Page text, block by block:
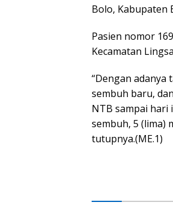
Bolo, Kabupaten
Pasien nomor
Kecamatan
“Dengan
sembuh baru,
NTB sampai hari
sembuh, 5 (lima)
tutupnya.(ME.1)